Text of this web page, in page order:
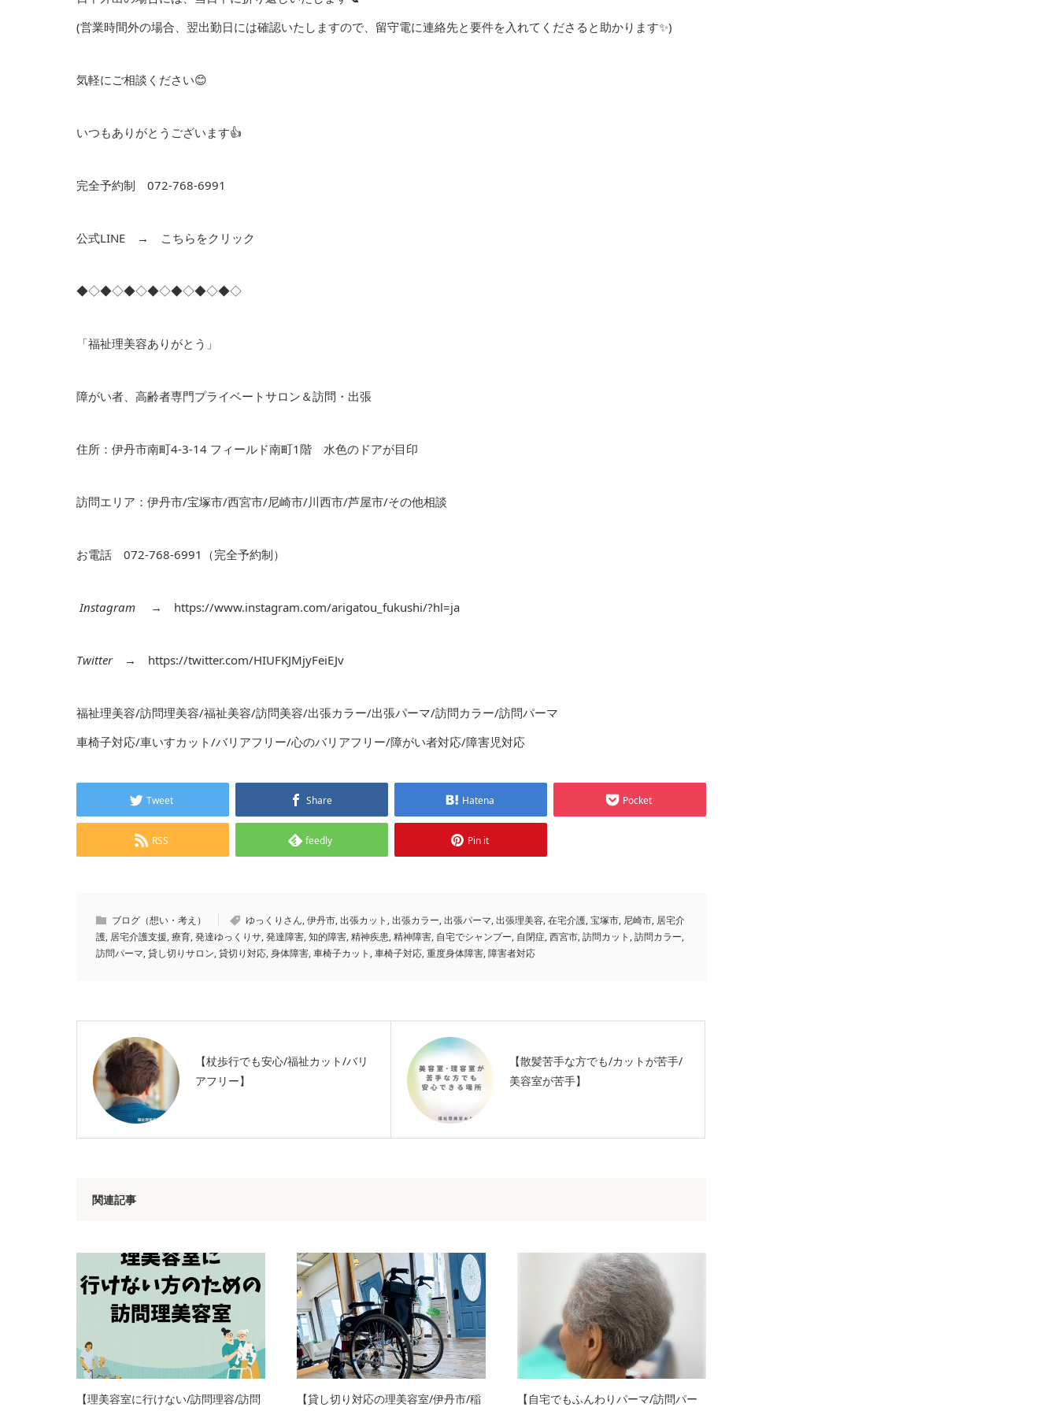
(営業時間外の場合、翌出勤日には確認いたしますので、留守電に連絡先と要件を入れてくださると助かります✨)
気軽にご相談ください😊
いつもありがとうございます👍
完全予約制 072-768-6991
公式LINE → こちらをクリック
◆◇◆◇◆◇◆◇◆◇◆◇◆◇
「福祉理美容ありがとう」
障がい者、高齢者専門プライベートサロン＆訪問・出張
住所：伊丹市南町4-3-14 フィールド南町1階 水色のドアが目印
訪問エリア：伊丹市/宝塚市/西宮市/尼崎市/川西市/芦屋市/その他相談
お電話 072-768-6991（完全予約制）
Instagram → https://www.instagram.com/arigatou_fukushi/?hl=ja
Twitter→ https://twitter.com/HIUFKJMjyFeiEJv
福祉理美容/訪問理美容/福祉美容/訪問美容/出張カラー/出張パーマ/訪問カラー/訪問パーマ
車椅子対応/車いすカット/バリアフリー/心のバリアフリー/障がい者対応/障害児対応
Tweet Share Hatena Pocket
RSS feedly Pin it
ブログ（想い・考え） ゆっくりさん,伊丹市,出張カット ,出張カラー,出張パーマ,出張理美容,在宅介護,宝塚市, 尼崎市, 居宅介
護, 居宅介護支援,療育,発達ゆっくりサ,発達障害,知的障害,精神疾患,精神障害, 自宅でシャンプー, 自閉症,西宮市,訪問カット ,訪問カラー,
訪問パーマ,貸し切りサロン,貸切り対応,身体障害,車椅子カット ,車椅子対応,重度身体障害,障害者対応
【杖歩行でも安心/福祉カット/バリ
アフリー】
【散髪苦手な方でも/カットが苦手/
美容室が苦手】
関連記事
【理美容室に行けない/訪問理容/訪問
【貸し切り対応の理美容室/伊丹市/稲
【自宅でもふんわりパーマ/訪問パー